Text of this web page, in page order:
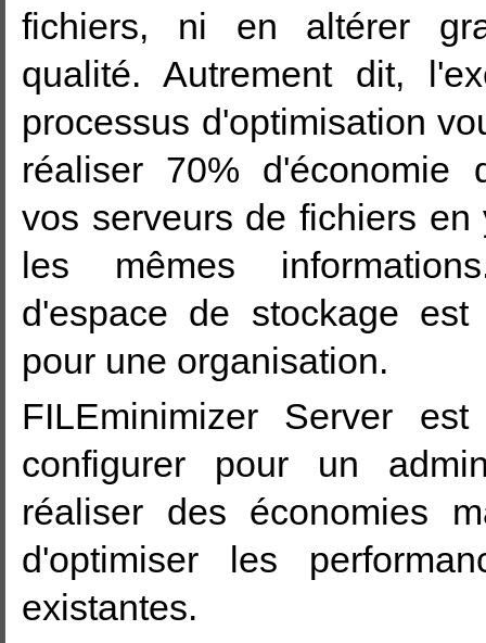
fichiers, ni en altérer
qualité. Autrement dit,
processus d'optimisation
réaliser 70% d'économie
vos serveurs de fichiers en
les mêmes
d'espace de stockage est
pour une organisation.
FILEminimizer Server
configurer pour un
réaliser des économies
d'optimiser les
existantes.